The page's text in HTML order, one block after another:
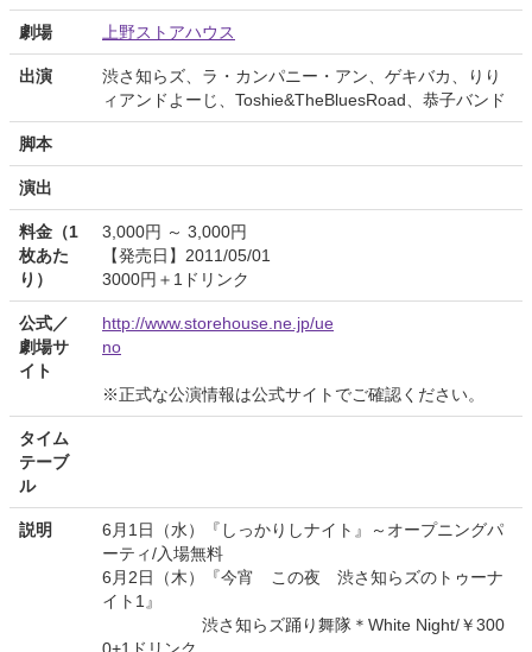
劇場 上野ストアハウス
出演
渋さ知らズ、ラ・カンパニー・アン、ゲキバカ、りり
ィアンドよーじ、Toshie&TheBluesRoad、恭子バンド
脚本
演出
料金（1
枚あた
り）
3,000円 ～ 3,000円
【発売日】2011/05/01
3000円＋1ドリンク
公式／
劇場サ
イト
http://www.storehouse.ne.jp/ue
no
※正式な公演情報は公式サイトでご確認ください。
タイム
テーブ
ル
説明
6月1日（水）『しっかりしナイト』～オープニングパ
ーティ/入場無料
6月2日（木）『今宵 この夜 渋さ知らズのトゥーナ
イト1』
渋さ知らズ踊り舞隊＊White Night/￥300